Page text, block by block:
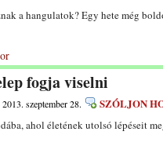
a hangulatok? Egy hete még
fogja viselni
szeptember 28. SZÓLJON
ahol életének utolsó lépéseit